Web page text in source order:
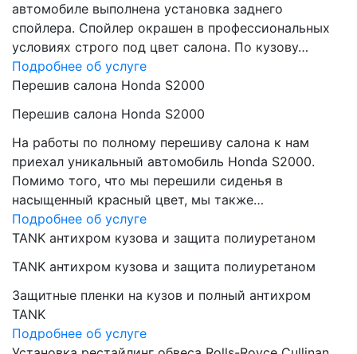
автомобиле выполнена установка заднего
спойлера. Спойлер окрашен в профессиональных
условиях строго под цвет салона. По кузову…
Подробнее об услуге
Перешив салона Honda S2000
Перешив салона Honda S2000
На работы по полному перешиву салона к нам
приехал уникальный автомобиль Honda S2000.
Помимо того, что мы перешили сиденья в
насыщенный красный цвет, мы также…
Подробнее об услуге
TANK антихром кузова и защита полиуретаном
TANK антихром кузова и защита полиуретаном
Защитные пленки на кузов и полный антихром
TANK
Подробнее об услуге